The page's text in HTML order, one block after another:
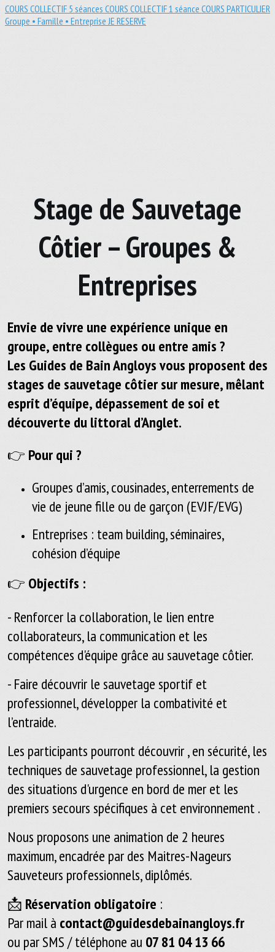
COURS COLLECTIF 5 séances COURS COLLECTIF 1 séance COURS PARTICULIER
Groupe • Famille • Entreprise JE RESERVE
Stage de Sauvetage
Côtier – Groupes &
Entreprises
Envie de vivre une expérience unique en
groupe, entre collègues ou entre amis ?
Les Guides de Bain Angloysvous proposent des
stages de sauvetage côtiersur mesure, mêlant
esprit d’équipe, dépassement de soi et
découverte du littoral d’Anglet.
👉 Pour qui ?
Groupes d’amis, cousinades, enterrements de
vie de jeune fille ou de garçon (EVJF/EVG)
Entreprises : team building, séminaires,
cohésion d’équipe
👉 Objectifs :
- Renforcer la collaboration, le lien entre
collaborateurs, la communication et les
compétences d'équipe grâce au sauvetage côtier.
- Faire découvrir le sauvetage sportif et
professionnel, développer la combativité et
l’entraide.
Les participants pourront découvrir , en sécurité, les
techniques de sauvetage professionnel, la gestion
des situations d'urgence en bord de mer et les
premiers secours spécifiques à cet environnement .
Nous proposons une animation de 2 heures
maximum, encadrée par des Maitres-Nageurs
Sauveteurs professionnels, diplômés.
📩 Réservation obligatoire :
Par mail à contact@guidesdebainangloys.fr
ou par SMS / téléphone au 07 81 04 13 66